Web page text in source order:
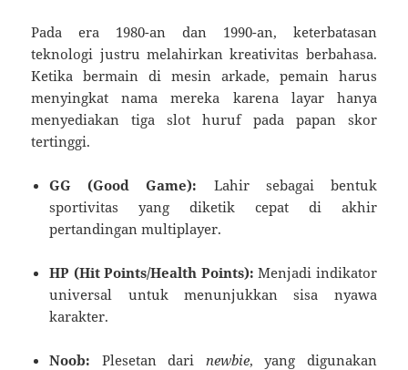
Pada era 1980-an dan 1990-an, keterbatasan
teknologi justru melahirkan kreativitas berbahasa.
Ketika bermain di mesin arkade, pemain harus
menyingkat nama mereka karena layar hanya
menyediakan tiga slot huruf pada papan skor
tertinggi.
GG (Good Game): Lahir sebagai bentuk
sportivitas yang diketik cepat di akhir
pertandingan multiplayer.
HP (Hit Points/Health Points): Menjadi indikator
universal untuk menunjukkan sisa nyawa
karakter.
Noob: Plesetan dari newbie, yang digunakan